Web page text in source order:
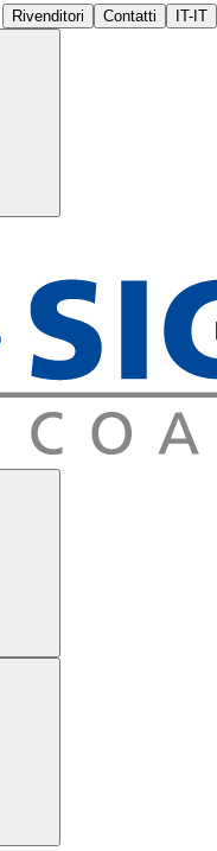
Rivenditori Contatti IT-IT